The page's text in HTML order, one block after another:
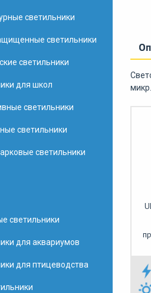
светильники
светильники
светильники
для школ
светильники
светильники
светильники
светильники
для аквариумов
для птицеводства